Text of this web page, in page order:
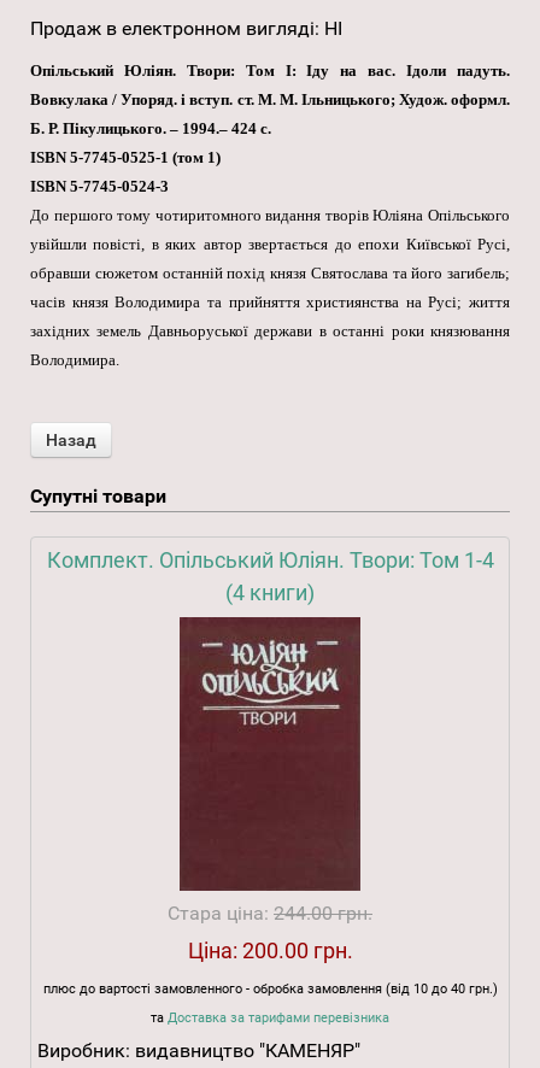
Продаж в електронном вигляді: НІ
Опільський Юліян. Твори: Том І: Іду на вас. Ідоли падуть.
Вовкулака / Упоряд. і вступ. ст. М. М. Ільницького; Худож. оформл.
Б. Р. Пікулицького. – 1994.– 424 с.
ISBN 5-7745-0525-1 (том 1)
ISBN 5-7745-0524-3
До першого тому чотиритомного видання творів Юліяна Опільського
увійшли повісті, в яких автор звертається до епохи Київської Русі,
обравши сюжетом останній похід князя Святослава та його загибель;
часів князя Володимира та прийняття християнства на Русі; життя
західних земель Давньоруської держави в останні роки князювання
Володимира.
Супутні товари
Комплект. Опільський Юліян. Твори: Том 1-4
(4 книги)
Стара ціна: 244.00 грн.
Ціна: 200.00 грн.
плюс до вартості замовленного - обробка замовлення (від 10 до 40 грн.)
та Доставка за тарифами перевізника
Виробник: видавництво "КАМЕНЯР"